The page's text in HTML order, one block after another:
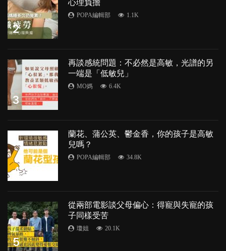
2
心理負擔
POPA編輯部 1.1K
3
再談感統問題：不必然是高敏，光譜的另
一端是「低敏兒」
MO媽 6.4K
4
蘭花、蒲公英、鬱金香，你的孩子是高敏
兒嗎？
POPA編輯部 34.8K
5
從兩部電影談父母偏心：得寵與失寵的孩
子同樣受苦
瓊姐 20.1K